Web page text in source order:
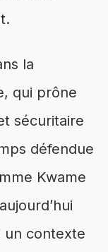
la
qui prône
sécuritaire
défendue
Kwame
un contexte